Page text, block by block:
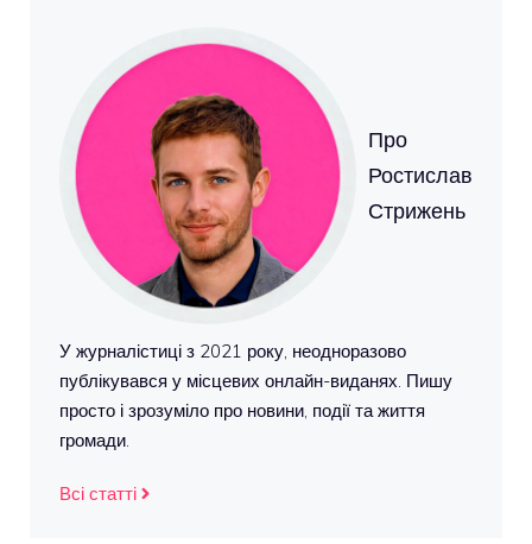
Про
Ростислав
Стрижень
У журналістиці з 2021 року, неодноразово
публікувався у місцевих онлайн-виданях. Пишу
просто і зрозуміло про новини, події та життя
громади.
Всі статті